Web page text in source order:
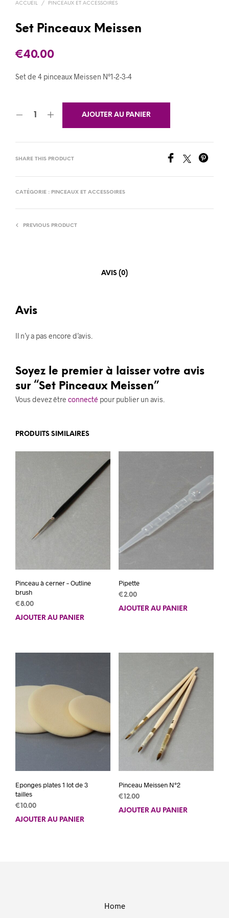
ACCUEIL / PINCEAUX ET ACCESSOIRES
Set Pinceaux Meissen
€40.00
Set de 4 pinceaux Meissen N°1-2-3-4
AJOUTER AU PANIER
SHARE THIS PRODUCT
CATÉGORIE : PINCEAUX ET ACCESSOIRES
PREVIOUS PRODUCT
AVIS (0)
Avis
Il n’y a pas encore d’avis.
Soyez le premier à laisser votre avis
sur “Set Pinceaux Meissen”
Vous devez être connecté pour publier un avis.
PRODUITS SIMILAIRES
Pinceau à cerner – Outline
brush
€8.00
AJOUTER AU PANIER
Pipette
€2.00
AJOUTER AU PANIER
Eponges plates 1 lot de 3
tailles
€10.00
AJOUTER AU PANIER
Pinceau Meissen N°2
€12.00
AJOUTER AU PANIER
Home